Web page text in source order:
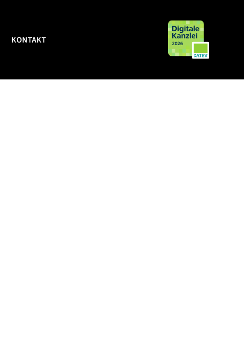
KONTAKT